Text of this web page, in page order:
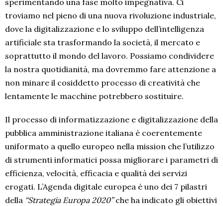
sperimentando una fase molto impegnativa. Ci
troviamo nel pieno di una nuova rivoluzione industriale,
dove la digitalizzazione e lo sviluppo dell’intelligenza
artificiale sta trasformando la società, il mercato e
soprattutto il mondo del lavoro. Possiamo condividere
la nostra quotidianità, ma dovremmo fare attenzione a
non minare il cosiddetto processo di creatività che
lentamente le macchine potrebbero sostituire.
Il processo di informatizzazione e digitalizzazione della
pubblica amministrazione italiana è coerentemente
uniformato a quello europeo nella mission che l’utilizzo
di strumenti informatici possa migliorare i parametri di
efficienza, velocità, efficacia e qualità dei servizi
erogati. L’Agenda digitale europea è uno dei 7 pilastri
della “Strategia Europa 2020”che ha indicato gli obiettivi